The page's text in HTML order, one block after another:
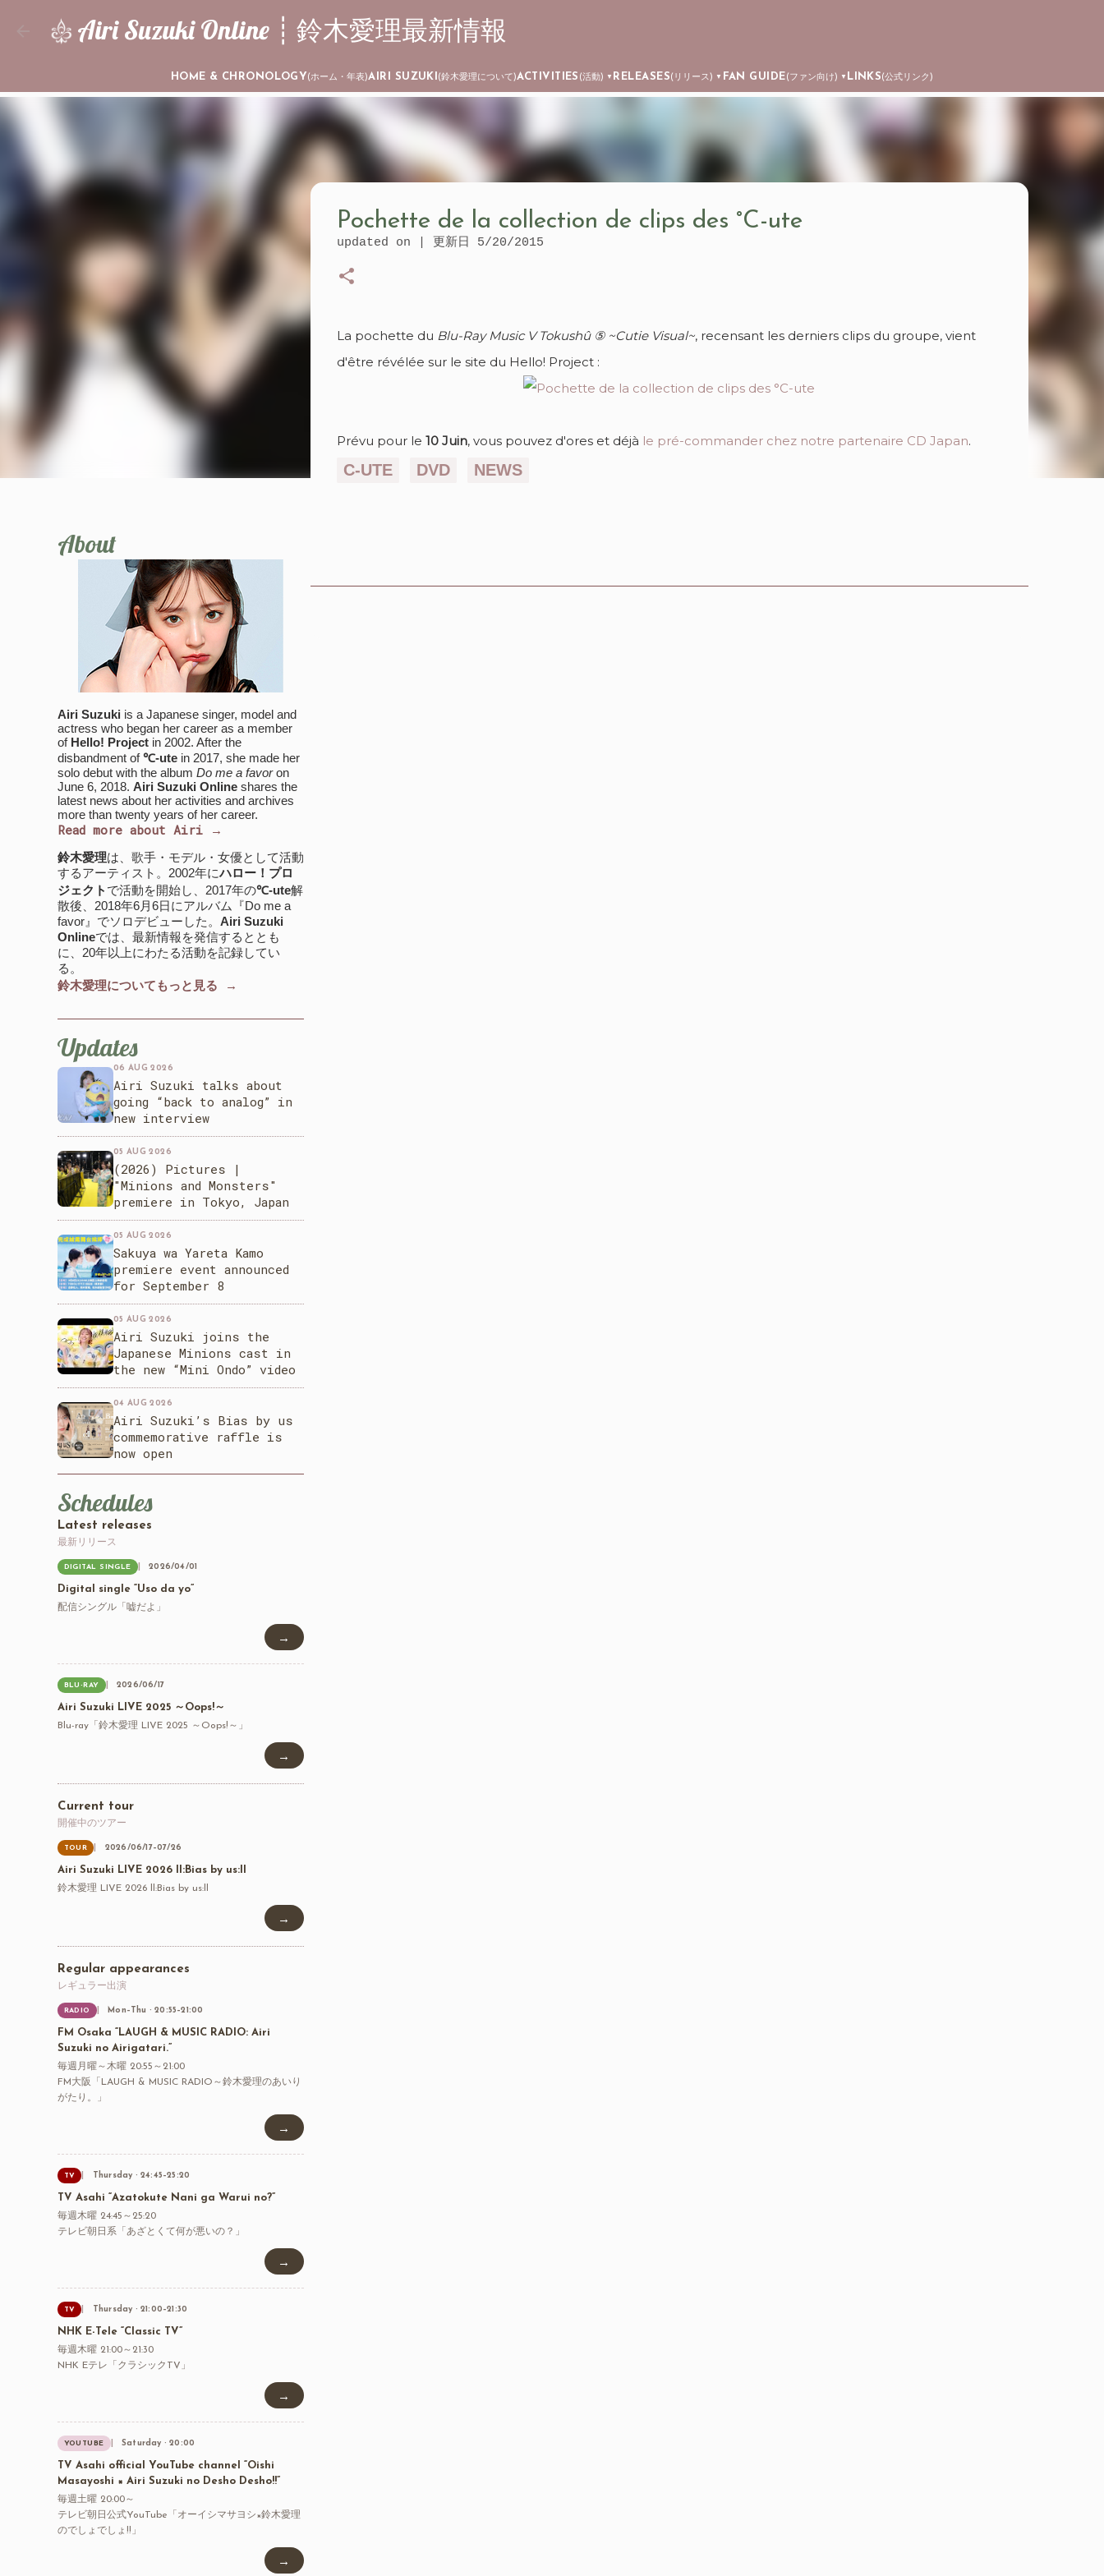
Skip to main content
Airi Suzuki Online ┊ 鈴木愛理最新情報
HOME & CHRONOLOGY(ホーム・年表)AIRI SUZUKI (鈴木愛理について)ACTIVITIES (活動) ▼ RELEASES(リリース) ▼ FAN GUIDE(ファン向け) ▼ LINKS(公式リンク)
Pochette de la collection de clips des °C-ute
updated on | 更新日 5/20/2015
La pochette du Blu-Ray Music V Tokushû ⑤ ~Cutie Visual~, recensant les derniers clips du groupe, vient
d'être révélée sur le site du Hello! Project :
Prévu pour le 10 Juin, vous pouvez d'ores et déjà le pré-commander chez notre partenaire CD Japan.
C-UTE DVD NEWS
About
Airi Suzuki is a Japanese singer, model and
actress who began her career as a member
of Hello! Project in 2002. After the
disbandment of℃-utein 2017, she made her
solo debut with the album Do me a favoron
June 6, 2018. Airi Suzuki Onlineshares the
latest news about her activities and archives
more than twenty years of her career.
Read more about Airi →
鈴木愛理は、歌手・モデル・女優として活動
するアーティスト。2002年にハロー！プロ
ジェクト で活動を開始し、2017年の℃-ute解
散後、2018年6月6日にアルバム『Do me a
favor』でソロデビューした。 Airi Suzuki
Onlineでは、最新情報を発信するととも
に、20年以上にわたる活動を記録してい
る。
鈴木愛理についてもっと見る →
Updates
06 AUG 2026
Airi Suzuki talks about
going “back to analog” in
new interview
05 AUG 2026
(2026) Pictures |
"Minions and Monsters"
premiere in Tokyo, Japan
05 AUG 2026
Sakuya wa Yareta Kamo
premiere event announced
for September 8
05 AUG 2026
Airi Suzuki joins the
Japanese Minions cast in
the new “Mini Ondo” video
04 AUG 2026
Airi Suzuki’s Bias by us
commemorative raffle is
now open
Schedules
Latest releases
最新リリース
DIGITAL SINGLE 2026/04/01
Digital single “Uso da yo”
配信シングル「嘘だよ」
→
BLU-RAY 2026/06/17
Airi Suzuki LIVE 2025 ～Oops!～
Blu-ray「鈴木愛理 LIVE 2025 ～Oops!～」
→
Current tour
開催中のツアー
TOUR 2026/06/17–07/26
Airi Suzuki LIVE 2026 ll:Bias by us:ll
鈴木愛理 LIVE 2026 ll:Bias by us:ll
→
Regular appearances
レギュラー出演
RADIO Mon–Thu · 20:55–21:00
FM Osaka “LAUGH & MUSIC RADIO: Airi
Suzuki no Airigatari.”
毎週月曜～木曜 20:55～21:00
FM大阪「LAUGH & MUSIC RADIO～鈴木愛理のあいり
がたり。」
→
TV Thursday · 24:45–25:20
TV Asahi “Azatokute Nani ga Warui no?”
毎週木曜 24:45～25:20
テレビ朝日系「あざとくて何が悪いの？」
→
TV Thursday · 21:00–21:30
NHK E-Tele “Classic TV”
毎週木曜 21:00～21:30
NHK Eテレ「クラシックTV」
→
YOUTUBE Saturday · 20:00
TV Asahi official YouTube channel “Oishi
Masayoshi × Airi Suzuki no Desho Desho!!”
毎週土曜 20:00～
テレビ朝日公式YouTube「オーイシマサヨシ×鈴木愛理
のでしょでしょ!!」
→